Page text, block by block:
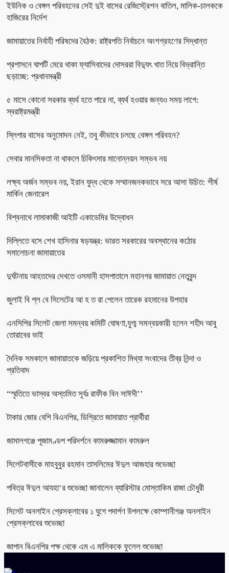
ইউনিক ও বেঙ্গল পরিবহনের সেই দুই বাসের রেজিস্ট্রেশন বাতিল, মালিক-চালককে
হাজিরের নির্দেশ
জামায়াতের নির্বাহী পরিষদের বৈঠক: রাষ্ট্রপতি নির্বাচনে অংশগ্রহণের সিদ্ধান্ত
প্রশাসনে ঘাপটি মেরে থাকা ফ্যাসিবাদের দোসররা বিদ্যুৎ খাত নিয়ে বিভ্রান্তি
ছড়াচ্ছে: প্রধানমন্ত্রী
৫ মাসে কোনো সরকার ব্যর্থ হতে পারে না, ব্যর্থ হওয়ার জন্যও সময় লাগে:
স্বরাষ্ট্রমন্ত্রী
স্লিপার বাসের অনুমোদন নেই, তবু কীভাবে চলছে বেঙ্গল পরিবহন?
সেবার মানসিকতা না থাকলে চিকিৎসার মানোন্নয়ন সম্ভব নয়
লক্ষ্য অর্জন সম্ভব নয়, ইরান যুদ্ধ থেকে সম্মানজনকভাবে সরে আসা উচিত: শীর্ষ
মার্কিন জেনারেল
বিশ্বনাথে লামাকাজী আইটি একাডেমির উদ্বোধন
দিল্লিতে বসে শেখ হাসিনার ষড়যন্ত্র: ভারত সরকারের অবস্থানের কঠোর
সমালোচনা জামায়াতের
দুর্ঘটনায় আহতদের দেখতে ওসমানী হাসপাতালে মহানগর জামায়াত নেতৃবৃন্দ
জুলাই বি প্ল বে সিলেটের আ হ ত রা পেলেন তারেক রহমানের উপহার
এনসিপির সিলেট জেলা সমন্বয় কমিটি ঘোষণা,যুগ্ম সমন্বয়কারী হলেন শহীদ আবু
তোরাবের ভাই
দৈনিক সমকালে জামায়াতকে জড়িয়ে প্রকাশিত মিথ্যা সংবাদের তীব্র নিন্দা ও
প্রতিবাদ
“স্মৃতিতে ভাস্বর অস্তমিত সূর্যঃ রাফীক বিন সাঈদী’’
টাকার জোর বেশি বিএনপির, ডিগ্রিতে জামায়াত প্রার্থীরা
জামালগঞ্জে পূজামণ্ডপ পরিদর্শনে কামরুজ্জামান কামরুল
সিলেটবাসীকে মাহবুবুর রহমান তাসলিমের ঈদুল আজহার শুভেচ্ছা
পবিত্র ঈদুল আযহা‘র শুভেচ্ছা জানালেন ব্যারিস্টার মোস্তাকিম রাজা চৌধুরী
সিলেট অনলাইন প্রেসক্লাবের ১ যুগে পদার্পণ উপলক্ষে কোম্পানীগঞ্জ অনলাইন
প্রেসক্লাবের শুভেচ্ছা
জাপান বিএনপির পক্ষ থেকে এম এ মালিককে ফুলেল শুভেচ্ছা